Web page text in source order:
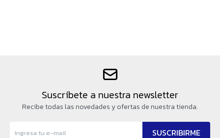
Suscríbete a nuestra newsletter
Recibe todas las novedades y ofertas de nuestra tienda.
SUSCRIBIRME